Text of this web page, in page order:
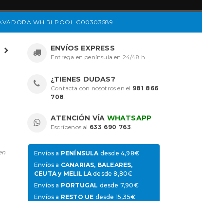
WHIRLPOOL C00303589
ENVÍOS EXPRESS
Entrega en península en 24/48 h.
¿TIENES DUDAS?
Contacta con nosotros en el 981 866
708 .
ATENCIÓN VÍA WHATSAPP
Escríbenos al 633 690 763.
Envíos a PENÍNSULAdesde 4,98€
Envíos a CANARIAS, BALEARES,
CEUTA y MELILLAdesde 8,80€
Envíos a PORTUGAL desde 7,90€
Envíos a RESTO UE desde 15,35€